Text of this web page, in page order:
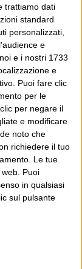
trattiamo dati
standard
personalizzati,
e
e i nostri 1733
e
Puoi fare clic
per le
per negare il
e modificare
noto che
richiedere il tuo
Le tue
Puoi
in qualsiasi
sul pulsante
la primavera